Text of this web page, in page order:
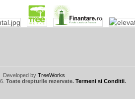
Developed by TreeWorks
Toate drepturile rezervate. Termeni si Conditii.